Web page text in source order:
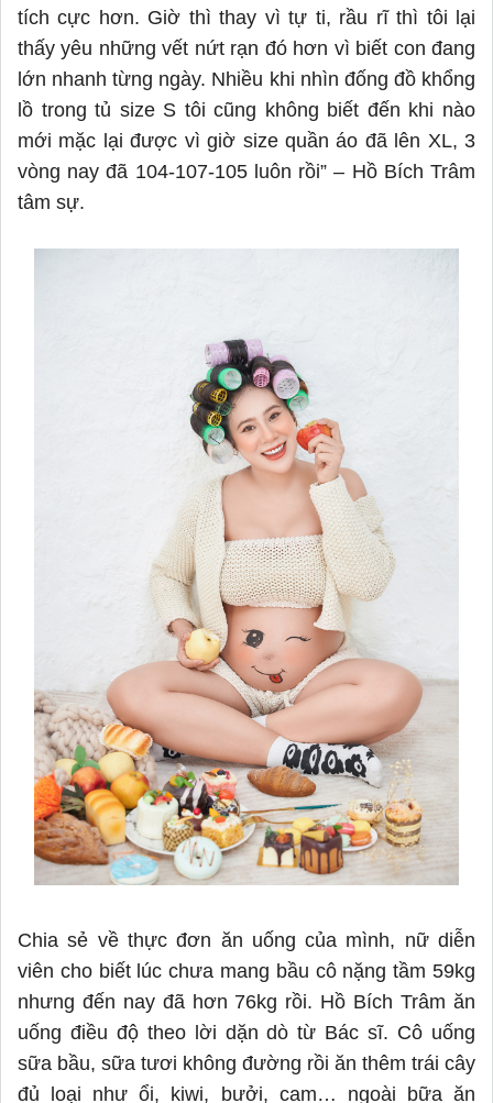
tích cực hơn. Giờ thì thay vì tự ti, rầu rĩ thì tôi lại
thấy yêu những vết nứt rạn đó hơn vì biết con đang
lớn nhanh từng ngày. Nhiều khi nhìn đống đồ khổng
lồ trong tủ size S tôi cũng không biết đến khi nào
mới mặc lại được vì giờ size quần áo đã lên XL, 3
vòng nay đã 104-107-105 luôn rồi” – Hồ Bích Trâm
tâm sự.
Chia sẻ về thực đơn ăn uống của mình, nữ diễn
viên cho biết lúc chưa mang bầu cô nặng tầm 59kg
nhưng đến nay đã hơn 76kg rồi. Hồ Bích Trâm ăn
uống điều độ theo lời dặn dò từ Bác sĩ. Cô uống
sữa bầu, sữa tươi không đường rồi ăn thêm trái cây
đủ loại như ổi, kiwi, bưởi, cam… ngoài bữa ăn